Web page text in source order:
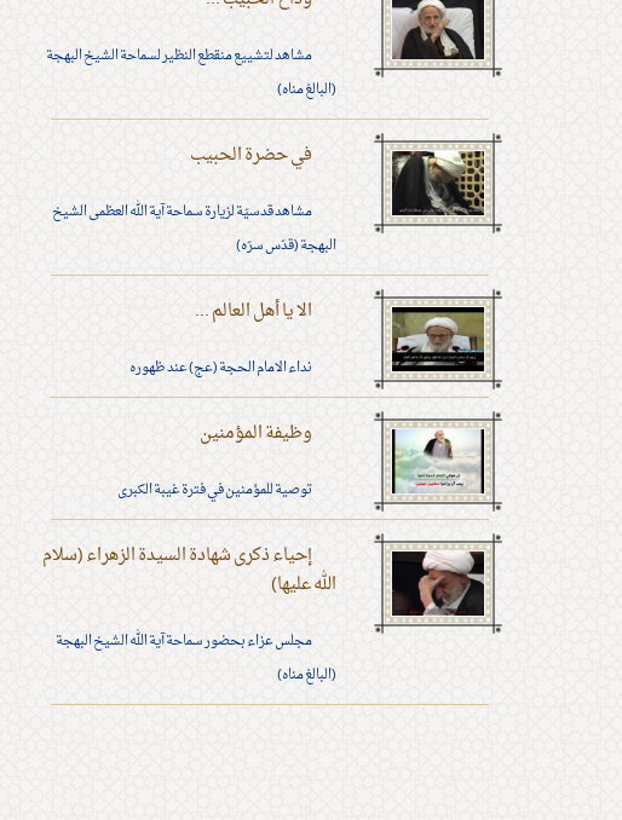
مشاهد لتشييع منقطع النظير لسماحة الشيخ البهجة
(البالغ مناه)
في حضرة الحبيب
مشاهد قدسيّة لزيارة سماحة آية الله العظمى الشيخ
البهجة (قدّس سرّه)
الا يا أهل العالم ...
نداء الامام الحجة (عج) عند ظهوره
وظيفة المؤمنين
توصية للمؤمنين في فترة غيبة الكبرى
إحياء ذكرى شهادة السيدة الزهراء (سلام
الله عليها)
مجلس عزاء بحضور سماحة آية الله الشيخ البهجة
(البالغ مناه)